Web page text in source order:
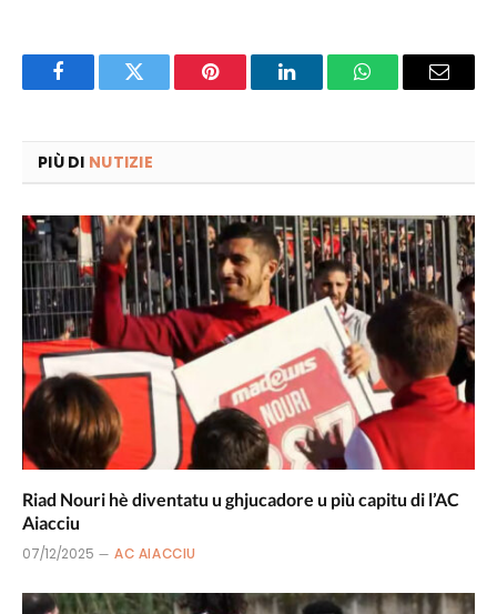
FacebookTwitter Pinterest LinkedInWhatsAppEmail
PIÙ DI NUTIZIE
Riad Nouri hè diventatu u ghjucadore u più capitu di l’AC
Aiacciu
07/12/2025 AC AIACCIU